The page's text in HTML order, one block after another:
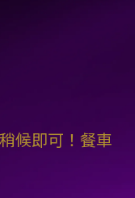
候即可！餐車